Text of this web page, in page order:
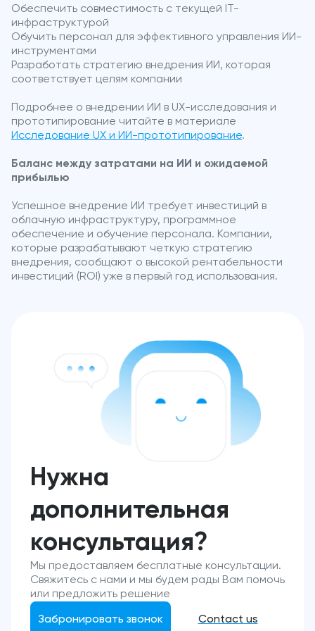
Обеспечить совместимость с текущей IT-
инфраструктурой
Обучить персонал для эффективного управления ИИ-
инструментами
Разработать стратегию внедрения ИИ, которая
соответствует целям компании
Подробнее о внедрении ИИ в UX-исследования и
прототипирование читайте в материале
Исследование UX и ИИ-прототипирование.
Баланс между затратами на ИИ и ожидаемой
прибылью
Успешное внедрение ИИ требует инвестиций в
облачную инфраструктуру, программное
обеспечение и обучение персонала. Компании,
которые разрабатывают четкую стратегию
внедрения, сообщают о высокой рентабельности
инвестиций (ROI) уже в первый год использования.
Нужна
дополнительная
консультация?
Мы предоставляем бесплатные консультации.
Свяжитесь с нами и мы будем рады Вам помочь
или предложить решение
Забронировать звонок Contact us